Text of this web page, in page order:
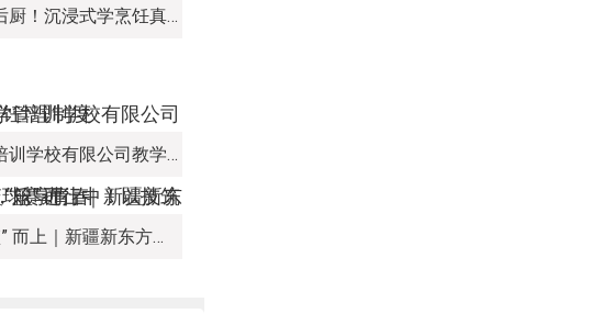
走进希尔顿欢朋后厨！沉浸式学烹饪真章
新疆新东方烹饪培训学校有限公司教学管理制度
热血赛场，迎 “篮” 而上｜新疆新东方烹饪学校篮球赛进行中！以技筑梦，乐享青春